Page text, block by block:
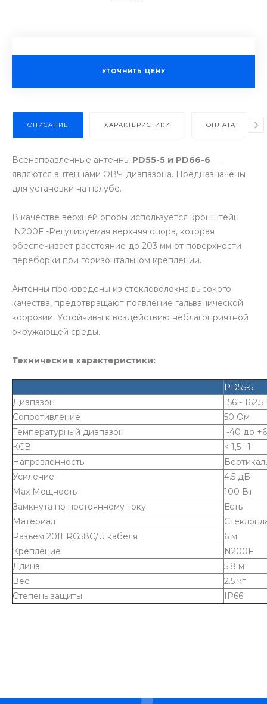
УТОЧНИТЬ ЦЕНУ
ОПИСАНИЕ ХАРАКТЕРИСТИКИ ОПЛАТА
Всенаправленные антенны PD55-5 и PD66-6 —
являются антеннами ОВЧ диапазона. Предназначены
для установки на палубе.
В качестве верхней опоры используется кронштейн
N200F -Регулируемая верхняя опора, которая
обеспечивает расстояние до 203 мм от поверхности
переборки при горизонтальном креплении.
Антенны произведены из стекловолокна высокого
качества, предотвращают появление гальванической
коррозии. Устойчивы к воздействию неблагоприятной
окружающей среды.
Технические характеристики:
PD55-5
Диапазон
156 -
Сопротивление
50 Ом
Температурный диапазон
-40 до
КСВ
< 1,5 : 1
Направленность
Усиление
4.5 дБ
Мах Мощность
100 Вт
Замкнута по постоянному току
Есть
Материал
Разъем 20ft RG58C/U кабеля
6 м
Крепление
N200F
Длина
5.8 м
Вес
2.5 кг
Степень защиты
IP66